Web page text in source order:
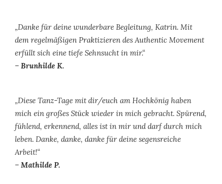
„Danke für deine wunderbare Begleitung, Katrin. Mit
dem regelmäßigen Praktizieren des Authentic Movement
erfüllt sich eine tiefe Sehnsucht in mir.“
– Brunhilde K.
„Diese Tanz-Tage mit dir/euch am Hochkönig haben
mich ein großes Stück wieder in mich gebracht. Spürend,
fühlend, erkennend, alles ist in mir und darf durch mich
leben. Danke, danke, danke für deine segensreiche
Arbeit!“
– Mathilde P.